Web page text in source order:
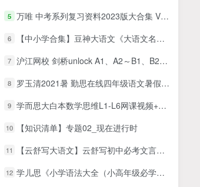
5 万唯 中考系列复习资料2023版大合集 VIP会员独享下载
6 【中小学合集】豆神大语文《大语文名师团：统编版古诗词精讲（小初合集）》MP3音频+PDF讲义资料，大语文中小学古诗词学习视频
7 沪江网校 剑桥unlock A1、A2～B1、B2 视频课程全集 适合小学+初中 英语基础好孩子学习
8 罗玉清2021暑 勤思在线四年级语文暑假培训班 16讲MP4视频课程完结带讲义
9 学而思大白本数学思维L1-L6网课视频+配套资料下载
10 【知识清单】专题02_现在进行时
11 【云舒写大语文】云舒写初中必考文言文40讲视频课程
12 学儿思《小学语法大全（小高年级必学）【赵紫涵30讲 】》MP4视频+PDF讲义百度网盘下载，小学英语语法知识课程视频b